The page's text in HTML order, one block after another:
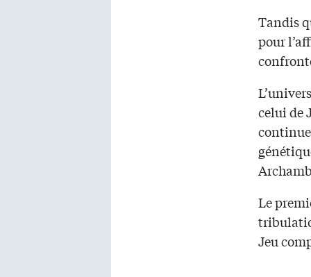
Tandis
pour
celui de
Le
Jeu